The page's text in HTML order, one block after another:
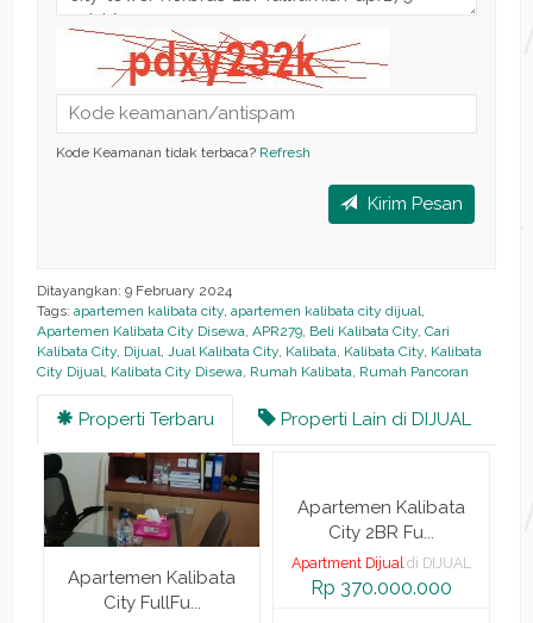
Kode Keamanan tidak terbaca? Refresh
Kirim Pesan
Ditayangkan: 9 February 2024
Tags: apartemen kalibata city, apartemen kalibata city dijual,
Apartemen Kalibata City Disewa, APR279, Beli Kalibata City, Cari
Kalibata City, Dijual, Jual Kalibata City, Kalibata, Kalibata City, Kalibata
City Dijual, Kalibata City Disewa, Rumah Kalibata, Rumah Pancoran
Properti Terbaru Properti Lain di DIJUAL
Apartemen Kalibata
City FullFu...
Apartemen Kalibata
City 2BR Fu...
Apartment Dijual di DIJUAL
Rp 370.000.000